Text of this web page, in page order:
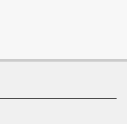
Gebote nur
akzeptieren.